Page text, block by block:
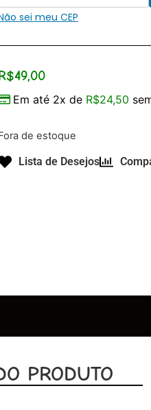
sei meu CEP
49,00
Em até 2x de R$24,50
de estoque
Lista de Desejos
PRODUTO